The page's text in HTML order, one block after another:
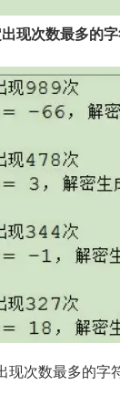
现次数最多的
次数最多的